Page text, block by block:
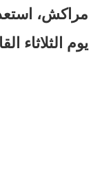
مراكش،
يوم الثلاثاء